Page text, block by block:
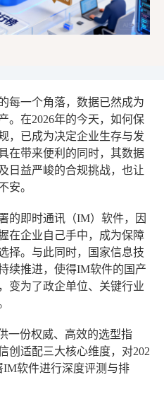
每一个角落，数据已然成为
。在2026年的今天，如何保
，已成为决定企业生存与发
在带来便利的同时，其数据
日益严峻的合规挑战，也让
安。
的即时通讯（IM）软件，因
在企业自己手中，成为保障
择。与此同时，国家信息技
续推进，使得IM软件的国产
变为了政企单位、关键行业
一份权威、高效的选型指
创适配三大核心维度，对202
软件进行深度评测与排